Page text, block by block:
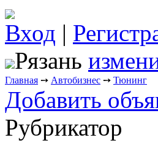
Вход |
Рязань
Главная ➙ Автобизнес ➙ Тюнинг
Добавить
Рубрикатор